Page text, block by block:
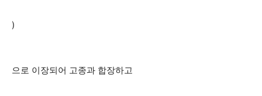
)
으로 이장되어 고종과 합장하고